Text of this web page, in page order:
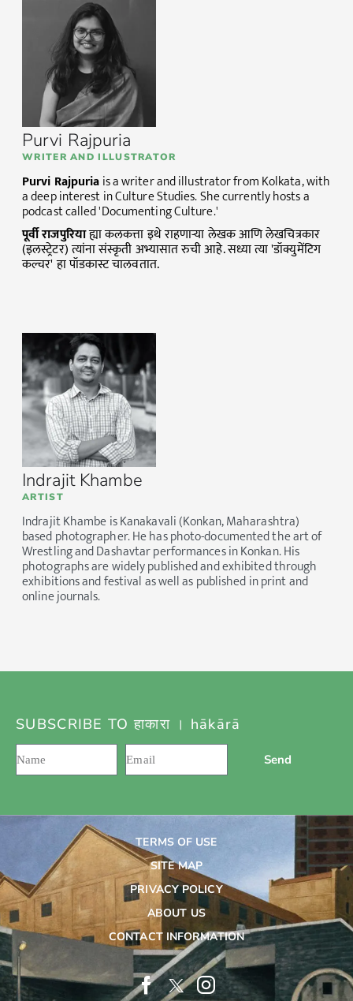
Purvi Rajpuria
WRITER AND ILLUSTRATOR
Purvi Rajpuriais a writer and illustrator from Kolkata, with
a deep interest in Culture Studies. She currently hosts a
podcast called 'Documenting Culture.'
पूर्वीराजपुरियाह्या कलकत्ता इथे राहणाऱ्या लेखक आणि लेखचित्रकार
(इलस्ट्रेटर) त्यांना संस्कृती अभ्यासात रुची आहे. सध्या त्या 'डॉक्युमेंटिग
कल्चर' हा पॉडकास्ट चालवतात.
Indrajit Khambe
ARTIST
Indrajit Khambe is Kanakavali (Konkan, Maharashtra)
based photographer. He has photo-documented the art of
Wrestling and Dashavtar performances in Konkan. His
photographs are widely published and exhibited through
exhibitions and festival as well as published in print and
online journals.
SUBSCRIBE TO हाकारा । hākārā
Send
TERMS OF USE
SITE MAP
PRIVACY POLICY
ABOUT US
CONTACT INFORMATION